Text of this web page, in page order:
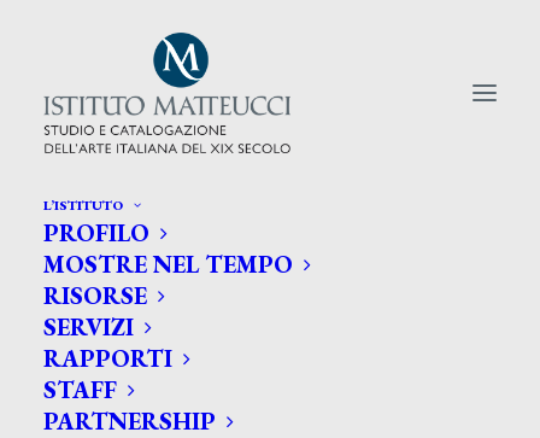
L’ISTITUTO
PROFILO
MOSTRE NEL TEMPO
RISORSE
SERVIZI
RAPPORTI
STAFF
PARTNERSHIP
CERCA TRA GLI ARTISTI:
Search
for: